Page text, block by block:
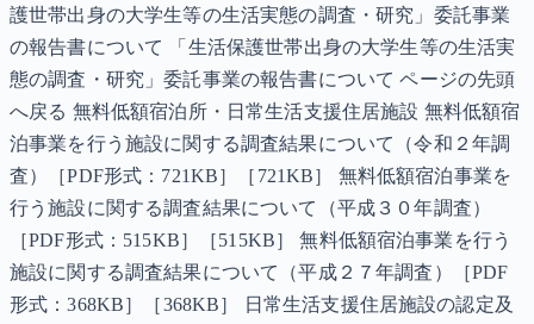
護世帯出身の大学生等の生活実態の調査・研究」委託事業
の報告書について 「生活保護世帯出身の大学生等の生活実
態の調査・研究」委託事業の報告書について ページの先頭
へ戻る 無料低額宿泊所・日常生活支援住居施設 無料低額宿
泊事業を行う施設に関する調査結果について（令和２年調
査）［PDF形式：721KB］［721KB］ 無料低額宿泊事業を
行う施設に関する調査結果について（平成３０年調査）
［PDF形式：515KB］［515KB］ 無料低額宿泊事業を行う
施設に関する調査結果について（平成２７年調査）［PDF
形式：368KB］［368KB］ 日常生活支援住居施設の認定及